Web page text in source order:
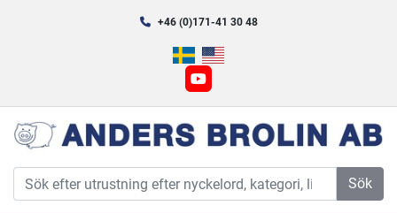
+46 (0)171-41 30 48
youtube
Sök